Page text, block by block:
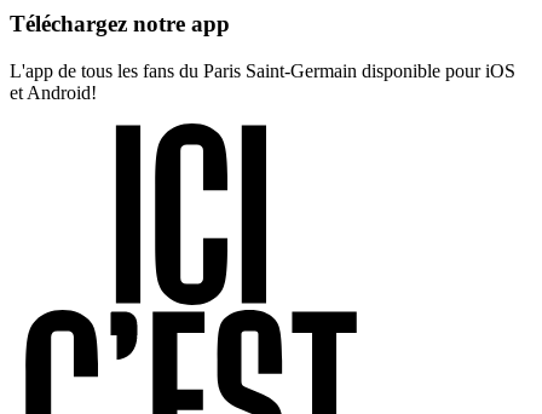
Téléchargez notre app
L'app de tous les fans du Paris Saint-Germain disponible pour iOS
et Android!